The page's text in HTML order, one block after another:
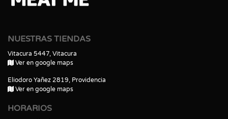
NUESTRAS TIENDAS
Vitacura 5447, Vitacura
Ver en google maps
Eliodoro Yañez 2819, Providencia
Ver en google maps
HORARIOS